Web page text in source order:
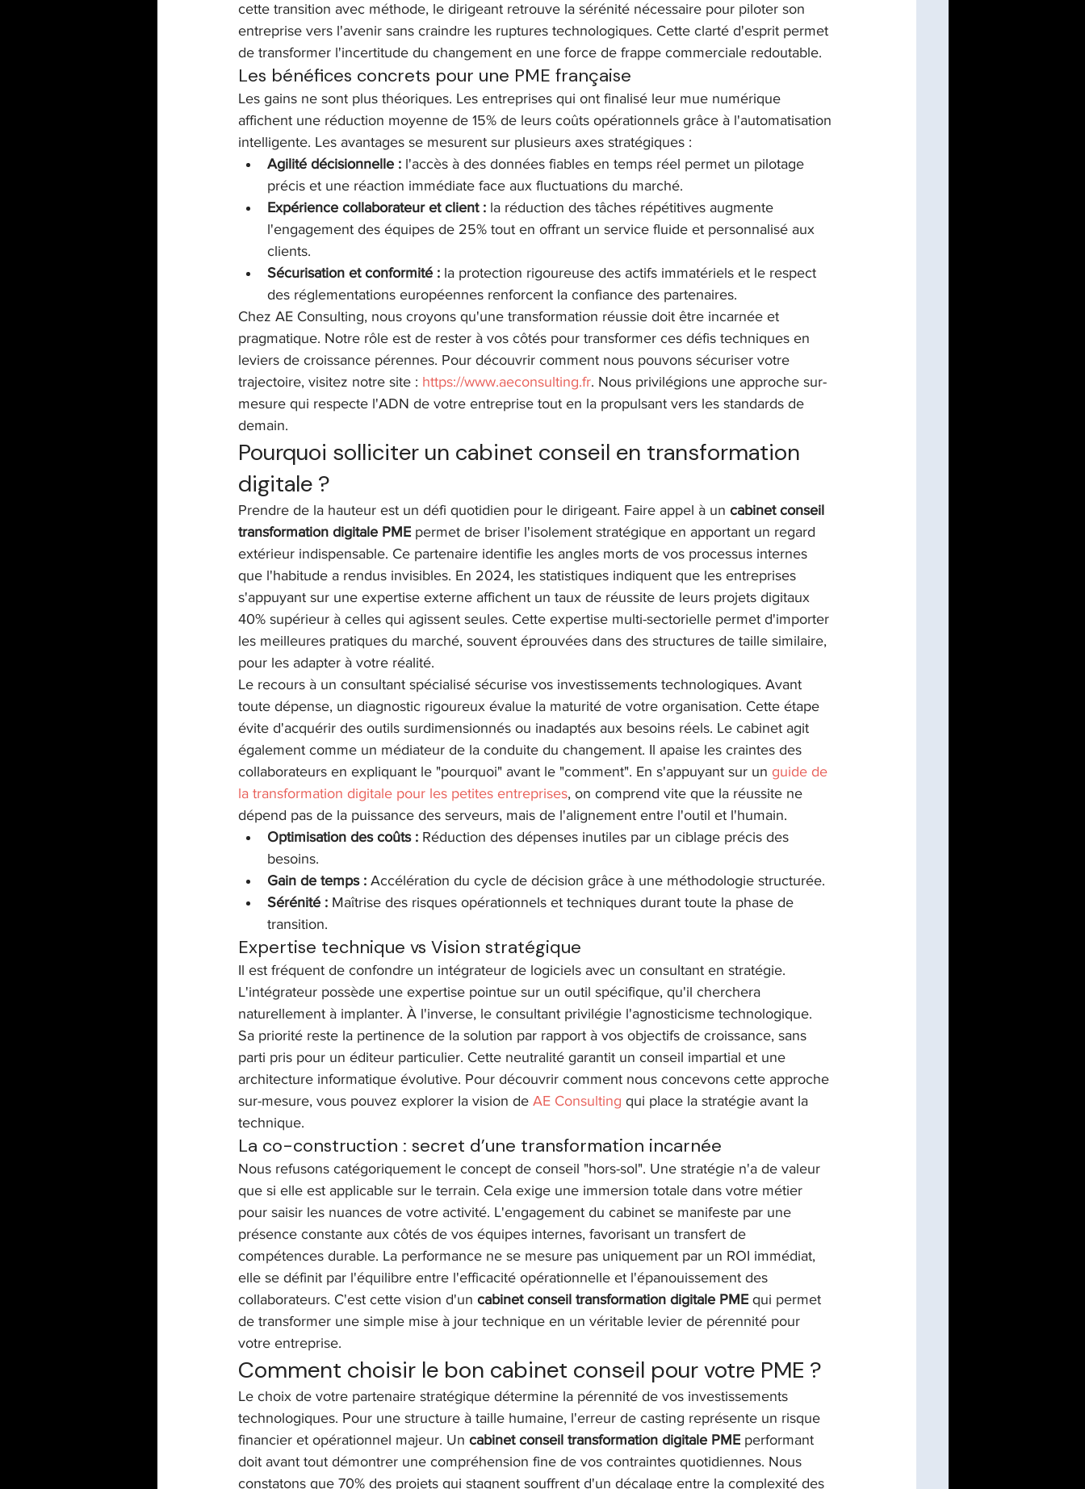
cette transition avec méthode, le dirigeant retrouve la sérénité nécessaire pour piloter son
entreprise vers l'avenir sans craindre les ruptures technologiques. Cette clarté d'esprit permet
de transformer l'incertitude du changement en une force de frappe commerciale redoutable.
Les bénéfices concrets pour une PME française
Les gains ne sont plus théoriques. Les entreprises qui ont finalisé leur mue numérique
affichent une réduction moyenne de 15% de leurs coûts opérationnels grâce à l'automatisation
intelligente. Les avantages se mesurent sur plusieurs axes stratégiques :
Agilité décisionnelle : l'accès à des données fiables en temps réel permet un pilotage
précis et une réaction immédiate face aux fluctuations du marché.
Expérience collaborateur et client : la réduction des tâches répétitives augmente
l'engagement des équipes de 25% tout en offrant un service fluide et personnalisé aux
clients.
Sécurisation et conformité : la protection rigoureuse des actifs immatériels et le respect
des réglementations européennes renforcent la confiance des partenaires.
Chez AE Consulting, nous croyons qu'une transformation réussie doit être incarnée et
pragmatique. Notre rôle est de rester à vos côtés pour transformer ces défis techniques en
leviers de croissance pérennes. Pour découvrir comment nous pouvons sécuriser votre
trajectoire, visitez notre site : https://www.aeconsulting.fr. Nous privilégions une approche sur-
mesure qui respecte l'ADN de votre entreprise tout en la propulsant vers les standards de
demain.
Pourquoi solliciter un cabinet conseil en transformation
digitale ?
Prendre de la hauteur est un défi quotidien pour le dirigeant. Faire appel à un cabinet conseil
transformation digitale PME permet de briser l'isolement stratégique en apportant un regard
extérieur indispensable. Ce partenaire identifie les angles morts de vos processus internes
que l'habitude a rendus invisibles. En 2024, les statistiques indiquent que les entreprises
s'appuyant sur une expertise externe affichent un taux de réussite de leurs projets digitaux
40% supérieur à celles qui agissent seules. Cette expertise multi-sectorielle permet d'importer
les meilleures pratiques du marché, souvent éprouvées dans des structures de taille similaire,
pour les adapter à votre réalité.
Le recours à un consultant spécialisé sécurise vos investissements technologiques. Avant
toute dépense, un diagnostic rigoureux évalue la maturité de votre organisation. Cette étape
évite d'acquérir des outils surdimensionnés ou inadaptés aux besoins réels. Le cabinet agit
également comme un médiateur de la conduite du changement. Il apaise les craintes des
collaborateurs en expliquant le "pourquoi" avant le "comment". En s'appuyant sur un guide de
la transformation digitale pour les petites entreprises, on comprend vite que la réussite ne
dépend pas de la puissance des serveurs, mais de l'alignement entre l'outil et l'humain.
Optimisation des coûts : Réduction des dépenses inutiles par un ciblage précis des
besoins.
Gain de temps : Accélération du cycle de décision grâce à une méthodologie structurée.
Sérénité : Maîtrise des risques opérationnels et techniques durant toute la phase de
transition.
Expertise technique vs Vision stratégique
Il est fréquent de confondre un intégrateur de logiciels avec un consultant en stratégie.
L'intégrateur possède une expertise pointue sur un outil spécifique, qu'il cherchera
naturellement à implanter. À l'inverse, le consultant privilégie l'agnosticisme technologique.
Sa priorité reste la pertinence de la solution par rapport à vos objectifs de croissance, sans
parti pris pour un éditeur particulier. Cette neutralité garantit un conseil impartial et une
architecture informatique évolutive. Pour découvrir comment nous concevons cette approche
sur-mesure, vous pouvez explorer la vision de AE Consulting qui place la stratégie avant la
technique.
La co-construction : secret d’une transformation incarnée
Nous refusons catégoriquement le concept de conseil "hors-sol". Une stratégie n'a de valeur
que si elle est applicable sur le terrain. Cela exige une immersion totale dans votre métier
pour saisir les nuances de votre activité. L'engagement du cabinet se manifeste par une
présence constante aux côtés de vos équipes internes, favorisant un transfert de
compétences durable. La performance ne se mesure pas uniquement par un ROI immédiat,
elle se définit par l'équilibre entre l'efficacité opérationnelle et l'épanouissement des
collaborateurs. C'est cette vision d'un cabinet conseil transformation digitale PME qui permet
de transformer une simple mise à jour technique en un véritable levier de pérennité pour
votre entreprise.
Comment choisir le bon cabinet conseil pour votre PME ?
Le choix de votre partenaire stratégique détermine la pérennité de vos investissements
technologiques. Pour une structure à taille humaine, l'erreur de casting représente un risque
financier et opérationnel majeur. Un cabinet conseil transformation digitale PME performant
doit avant tout démontrer une compréhension fine de vos contraintes quotidiennes. Nous
constatons que 70% des projets qui stagnent souffrent d'un décalage entre la complexité des